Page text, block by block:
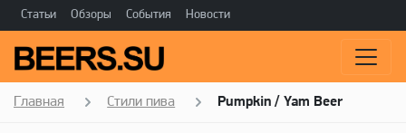
Статьи Обзоры События Новости
Главная Стили пива Pumpkin / Yam Beer